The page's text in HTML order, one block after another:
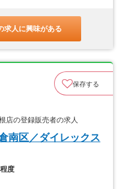
求人に興味がある
保存する
店の登録販売者の求人
南区／ダイレックス
度